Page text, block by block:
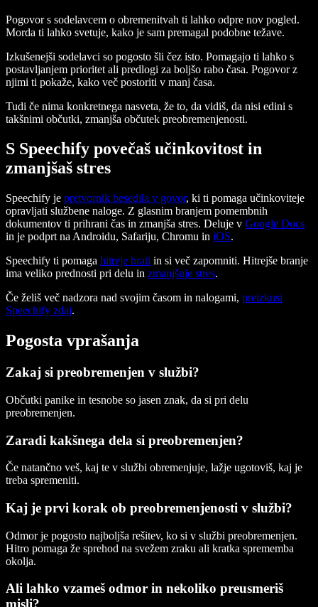
Pogovor s sodelavcem o obremenitvah ti lahko odpre nov pogled.
Morda ti lahko svetuje, kako je sam premagal podobne težave.
Izkušenejši sodelavci so pogosto šli čez isto. Pomagajo ti lahko s
postavljanjem prioritet ali predlogi za boljšo rabo časa. Pogovor z
njimi ti pokaže, kako več postoriti v manj časa.
Tudi če nima konkretnega nasveta, že to, da vidiš, da nisi edini s
takšnimi občutki, zmanjša občutek preobremenjenosti.
S Speechify povečaš učinkovitost in
zmanjšaš stres
Speechify je pretvornik besedila v govor, ki ti pomaga učinkoviteje
opravljati službene naloge. Z glasnim branjem pomembnih
dokumentov ti prihrani čas in zmanjša stres. Deluje v Google Docs
in je podprt na Androidu, Safariju, Chromu in iOS.
Speechify ti pomaga hitreje brati in si več zapomniti. Hitrejše branje
ima veliko prednosti pri delu in zmanjšuje stres.
Če želiš več nadzora nad svojim časom in nalogami, preizkusi
Speechify zdaj.
Pogosta vprašanja
Zakaj si preobremenjen v službi?
Občutki panike in tesnobe so jasen znak, da si pri delu
preobremenjen.
Zaradi kakšnega dela si preobremenjen?
Če natančno veš, kaj te v službi obremenjuje, lažje ugotoviš, kaj je
treba spremeniti.
Kaj je prvi korak ob preobremenjenosti v službi?
Odmor je pogosto najboljša rešitev, ko si v službi preobremenjen.
Hitro pomaga že sprehod na svežem zraku ali kratka sprememba
okolja.
Ali lahko vzameš odmor in nekoliko preusmeriš